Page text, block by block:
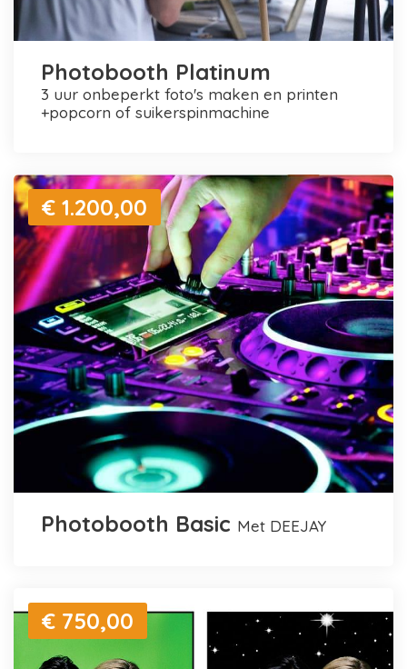
Photobooth Platinum
3 uur onbeperkt foto's maken en printen
+popcorn of suikerspinmachine
€ 1.200,00
Photobooth Basic met DEEJAY
€ 750,00